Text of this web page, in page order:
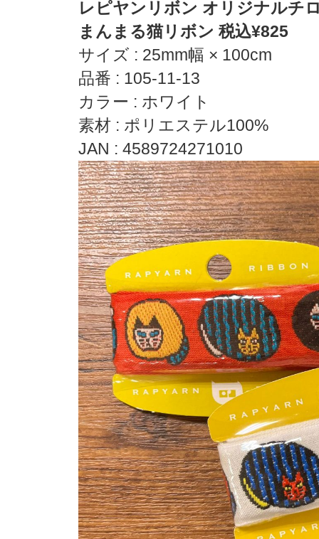
レピヤンリボン オリジナルチ
まんまる猫リボン 税込¥825
サイズ : 25mm幅 × 100cm
品番 : 105-11-13
カラー : ホワイト
素材 : ポリエステル100%
JAN : 4589724271010